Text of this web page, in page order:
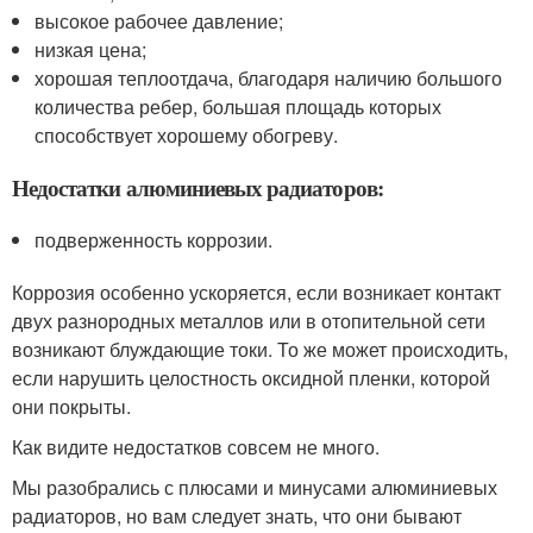
высокое рабочее давление;
низкая цена;
хорошая теплоотдача, благодаря наличию большого
количества ребер, большая площадь которых
способствует хорошему обогреву.
Недостатки алюминиевых радиаторов:
подверженность коррозии.
Коррозия особенно ускоряется, если возникает контакт
двух разнородных металлов или в отопительной сети
возникают блуждающие токи. То же может происходить,
если нарушить целостность оксидной пленки, которой
они покрыты.
Как видите недостатков совсем не много.
Мы разобрались с плюсами и минусами алюминиевых
радиаторов, но вам следует знать, что они бывают